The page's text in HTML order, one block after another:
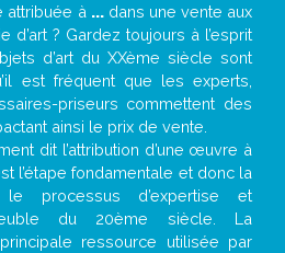
à ...dans une vente aux
d’art ? Gardez toujours à l’esprit
d’art du XXème siècle sont
est fréquent que les experts,
priseurs commettent des
ainsi le prix de vente.
dit l’attribution d’une œuvre à
l’étape fondamentale et donc la
processus d’expertise et
du 20ème siècle. La
ressource utilisée par